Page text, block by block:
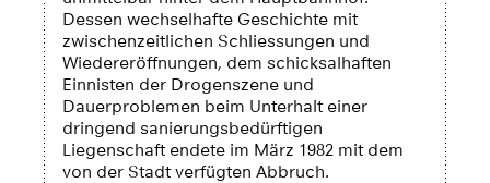
Dessen wechselhafte Geschichte mit
zwischenzeitlichen Schliessungen und
Wiedereröffnungen, dem schicksalhaften
Einnisten der Drogenszene und
Dauerproblemen beim Unterhalt einer
dringend sanierungsbedürftigen
Liegenschaft endete im März 1982 mit dem
von der Stadt verfügten Abbruch.